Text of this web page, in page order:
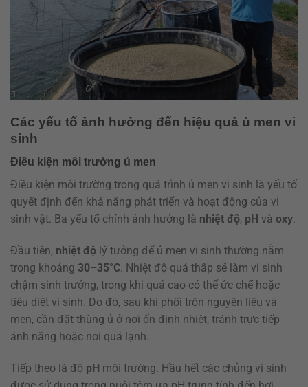
Các yếu tố ảnh hưởng đến hiệu quả ủ men vi
sinh
Điều kiện môi trường ủ men
Điều kiện môi trường trong quá trình ủ men vi sinh là yếu tố
quyết định đến khả năng phát triển và hoạt động của vi
sinh vật. Ba yếu tố chính ảnh hưởng là nhiệt độ, pH và oxy.
Đầu tiên, nhiệt độ lý tưởng để ủ men vi sinh thường nằm
trong khoảng 30–35°C. Nhiệt độ quá thấp sẽ làm vi sinh
chậm sinh trưởng, trong khi quá cao có thể ức chế hoặc
tiêu diệt vi sinh. Do đó, sau khi phối trộn nguyên liệu và
men, cần đặt thùng ủ ở nơi ổn định nhiệt, tránh trực tiếp
ánh nắng hoặc nơi quá lạnh.
Tiếp theo là độ pH môi trường. Hầu hết các chủng vi sinh